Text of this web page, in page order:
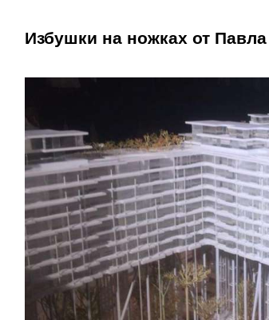
Избушки на ножках от